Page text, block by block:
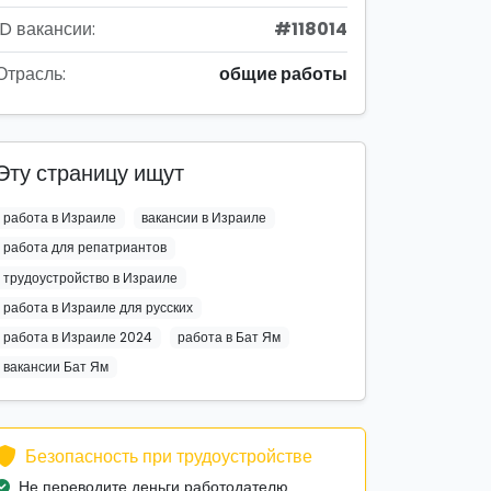
вакансии:
#118014
общие работы
страницу ищут
работа в Израиле
вакансии в Израиле
работа для репатриантов
трудоустройство в Израиле
работа в Израиле для русских
работа в Израиле 2024
работа в Бат Ям
вакансии Бат Ям
Безопасность при трудоустройстве